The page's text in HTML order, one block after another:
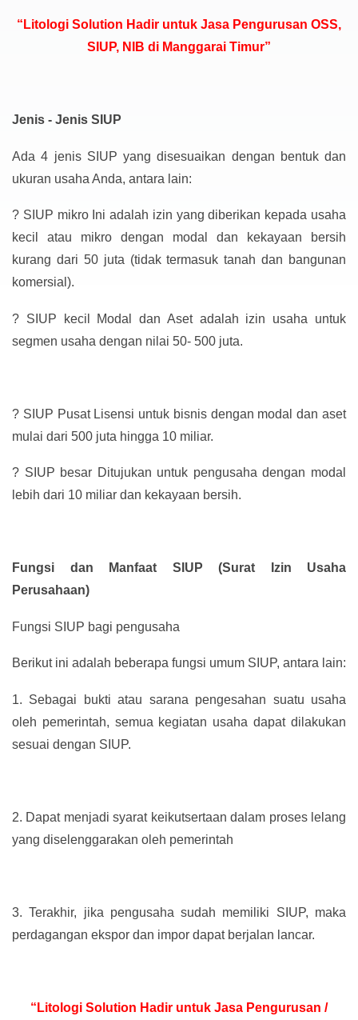
“Litologi Solution Hadir untuk Jasa Pengurusan OSS,
SIUP, NIB di Manggarai Timur”
Jenis - Jenis SIUP
Ada 4 jenis SIUP yang disesuaikan dengan bentuk dan
ukuran usaha Anda, antara lain:
? SIUP mikro Ini adalah izin yang diberikan kepada usaha
kecil atau mikro dengan modal dan kekayaan bersih
kurang dari 50 juta (tidak termasuk tanah dan bangunan
komersial).
? SIUP kecil Modal dan Aset adalah izin usaha untuk
segmen usaha dengan nilai 50- 500 juta.
? SIUP Pusat Lisensi untuk bisnis dengan modal dan aset
mulai dari 500 juta hingga 10 miliar.
? SIUP besar Ditujukan untuk pengusaha dengan modal
lebih dari 10 miliar dan kekayaan bersih.
Fungsi dan Manfaat SIUP (Surat Izin Usaha
Perusahaan)
Fungsi SIUP bagi pengusaha
Berikut ini adalah beberapa fungsi umum SIUP, antara lain:
1. Sebagai bukti atau sarana pengesahan suatu usaha
oleh pemerintah, semua kegiatan usaha dapat dilakukan
sesuai dengan SIUP.
2. Dapat menjadi syarat keikutsertaan dalam proses lelang
yang diselenggarakan oleh pemerintah
3. Terakhir, jika pengusaha sudah memiliki SIUP, maka
perdagangan ekspor dan impor dapat berjalan lancar.
“Litologi Solution Hadir untuk Jasa Pengurusan /